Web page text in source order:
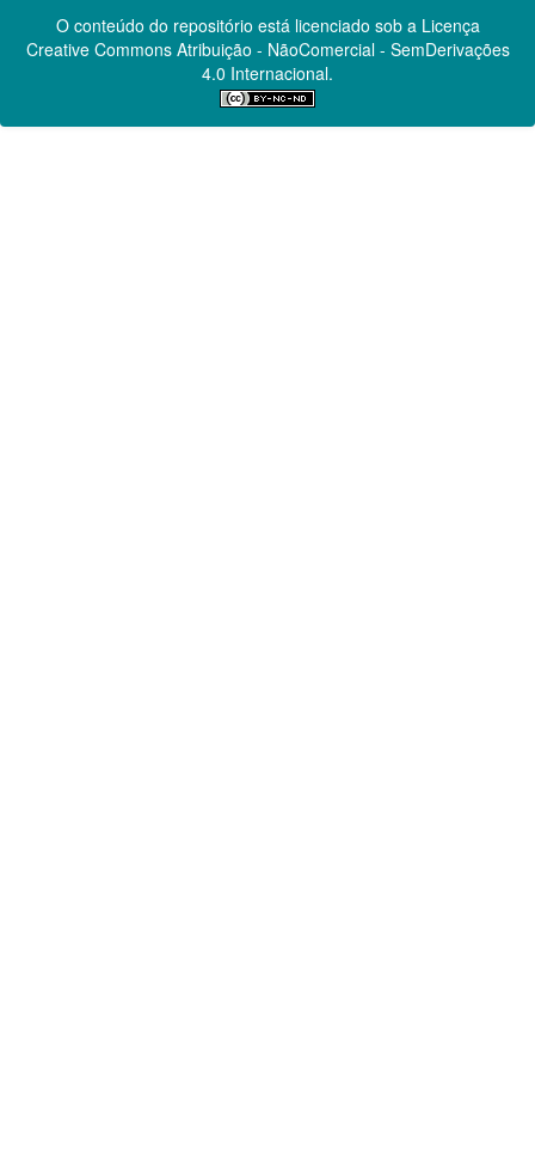
O conteúdo do repositório está licenciado sob a Licença
Creative CommonsAtribuição - NãoComercial - SemDerivações
4.0 Internacional.